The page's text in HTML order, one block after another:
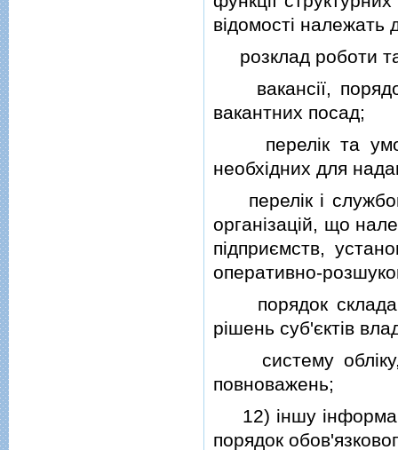
вiдомостi належать
розклад роботи
вакансiї,
вакантних посад;
перелiк та
необхiдних для
перелiк i службовi
органiзацiй, що
пiдприємств,
оперативно-
порядок
рiшень суб'єктiв
систему облiку,
повноважень;
12) iншу
порядок